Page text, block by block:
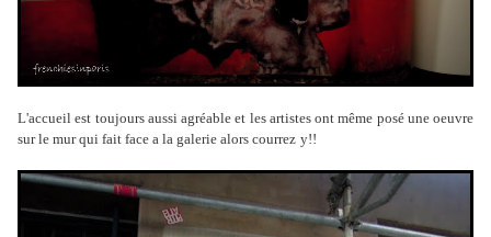
L'accueil est toujours aussi agréable et les artistes ont même posé une oeuvre
sur le mur qui fait face a la galerie alors courrez y!!